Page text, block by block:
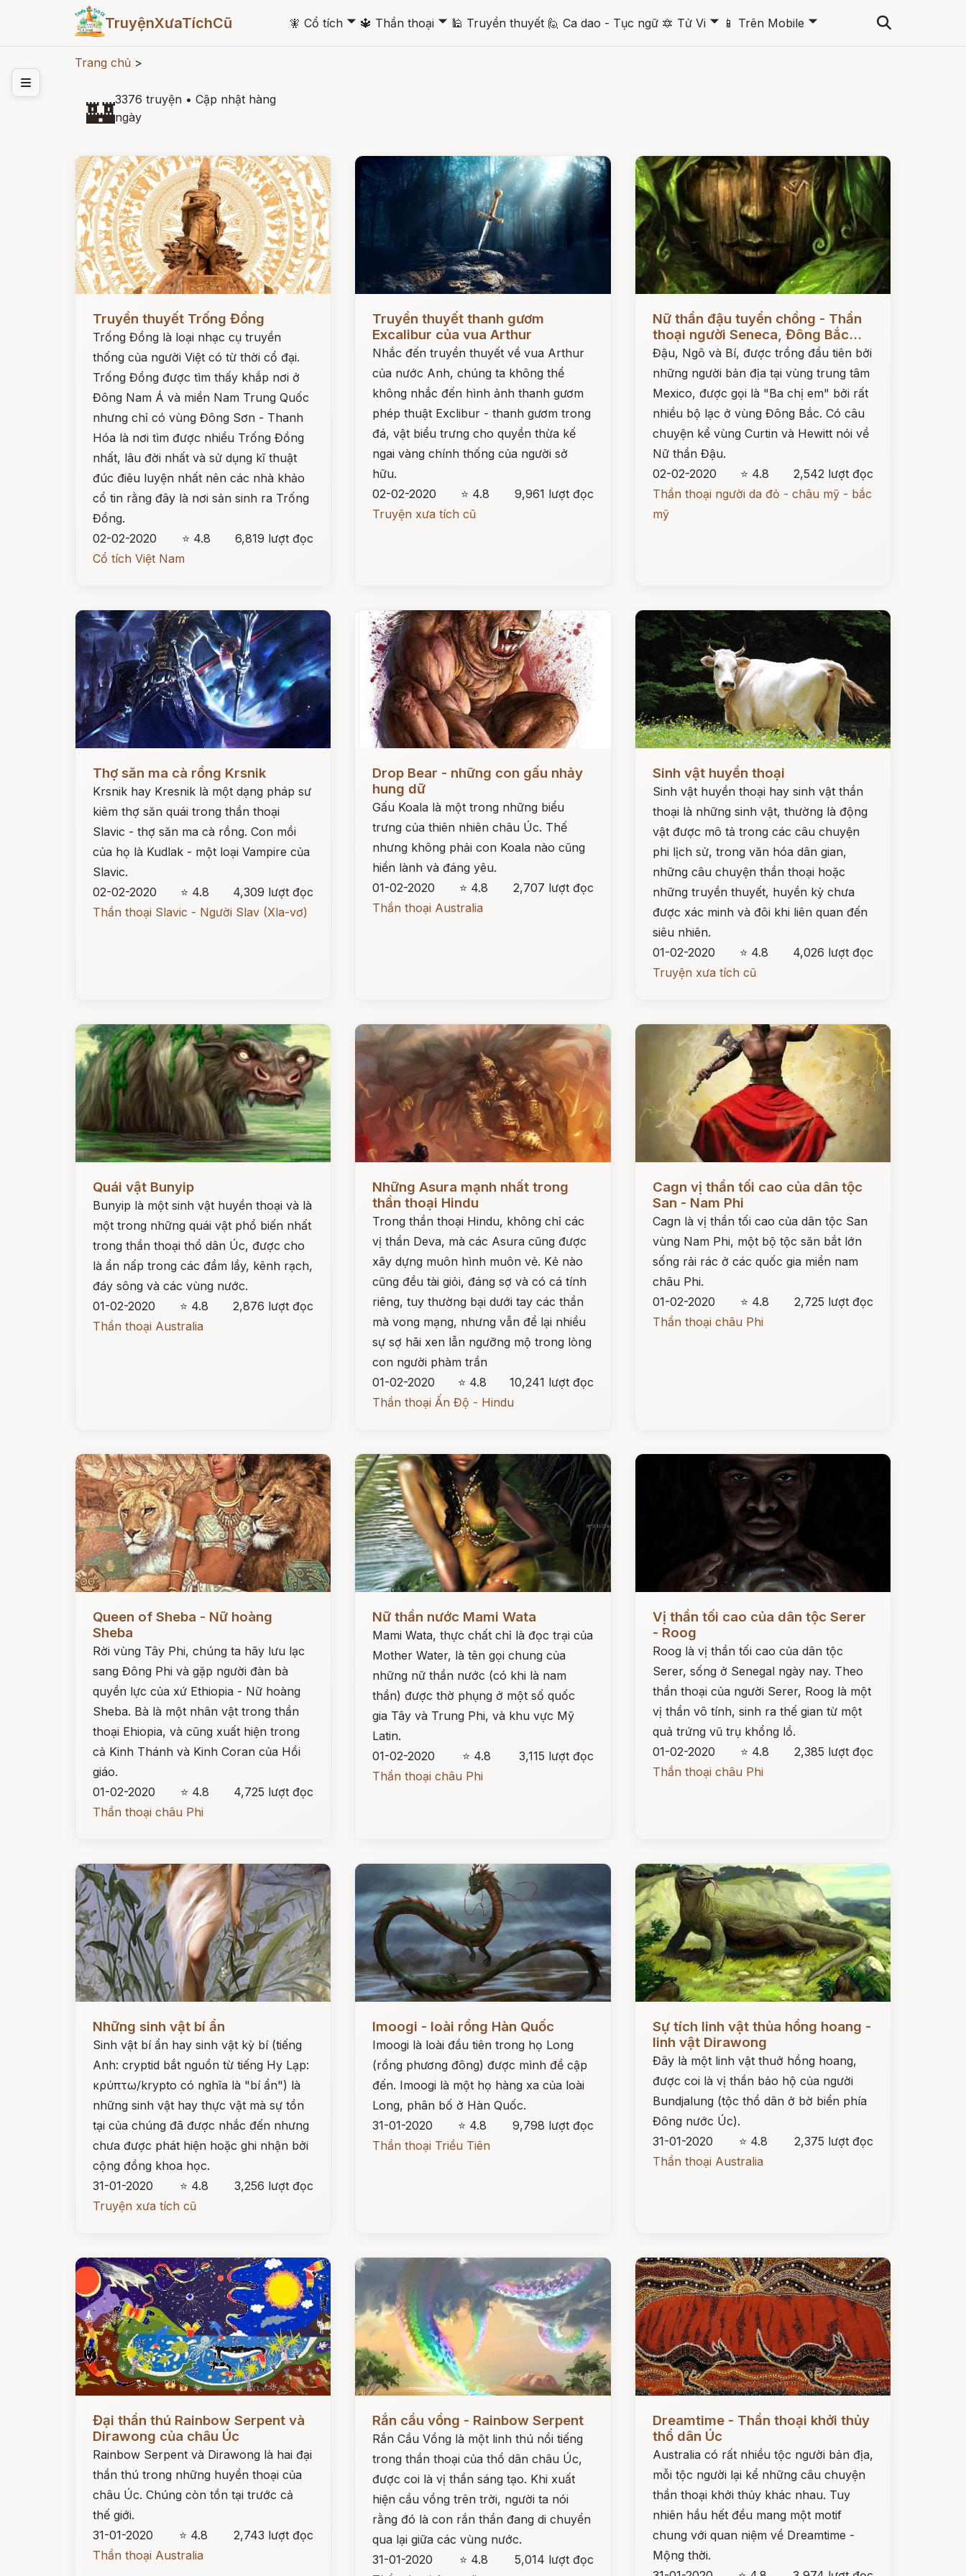
TruyệnXưaTíchCũ 🧚 Cổ tích 🞃 🔱 Thần thoại 🞃 🕌 Truyền thuyết 🙋 Ca dao - Tục ngữ 🔯 Tử Vi 🞃 📱 Trên Mobile 🞃
Trang chủ >
🏰3376 truyện • Cập nhật hàng
ngày
Đọc ngay
Truyền thuyết Trống Đồng
Trống Đồng là loại nhạc cụ truyền
thống của người Việt có từ thời cổ đại.
Trống Đồng được tìm thấy khắp nơi ở
Đông Nam Á và miền Nam Trung Quốc
nhưng chỉ có vùng Đông Sơn - Thanh
Hóa là nơi tìm được nhiều Trống Đồng
nhất, lâu đời nhất và sử dụng kĩ thuật
đúc điêu luyện nhất nên các nhà khảo
cổ tin rằng đây là nơi sản sinh ra Trống
Đồng.
02-02-2020
⭐ 4.8
6,819 lượt đọc
Cổ tích Việt Nam
Đọc ngay
Truyền thuyết thanh gươm
Excalibur của vua Arthur
Nhắc đến truyền thuyết về vua Arthur
của nước Anh, chúng ta không thể
không nhắc đến hình ảnh thanh gươm
phép thuật Exclibur - thanh gươm trong
đá, vật biểu trưng cho quyền thừa kế
ngai vàng chính thống của người sở
hữu.
02-02-2020
⭐ 4.8
9,961 lượt đọc
Truyện xưa tích cũ
Nữ thần đậu tuyển chồng - Thần
thoại người Seneca, Đông Bắc...
Đậu, Ngô và Bí, được trồng đầu tiên bởi
những người bản địa tại vùng trung tâm
Mexico, được gọi là "Ba chị em" bởi rất
nhiều bộ lạc ở vùng Đông Bắc. Có câu
chuyện kể vùng Curtin và Hewitt nói về
Nữ thần Đậu.
02-02-2020
⭐ 4.8
2,542 lượt đọc
Thần thoại người da đỏ - châu mỹ - bắc
mỹ
Thợ săn ma cà rồng Krsnik
Krsnik hay Kresnik là một dạng pháp sư
kiêm thợ săn quái trong thần thoại
Slavic - thợ săn ma cà rồng. Con mồi
của họ là Kudlak - một loại Vampire của
Slavic.
02-02-2020
⭐ 4.8
4,309 lượt đọc
Thần thoại Slavic - Người Slav (Xla-vơ)
Drop Bear - những con gấu nhảy
hung dữ
Gấu Koala là một trong những biểu
trưng của thiên nhiên châu Úc. Thế
nhưng không phải con Koala nào cũng
hiền lành và đáng yêu.
01-02-2020
⭐ 4.8
2,707 lượt đọc
Thần thoại Australia
Sinh vật huyền thoại
Sinh vật huyền thoại hay sinh vật thần
thoại là những sinh vật, thường là động
vật được mô tả trong các câu chuyện
phi lịch sử, trong văn hóa dân gian,
những câu chuyện thần thoại hoặc
những truyền thuyết, huyền kỳ chưa
được xác minh và đôi khi liên quan đến
siêu nhiên.
01-02-2020
⭐ 4.8
4,026 lượt đọc
Truyện xưa tích cũ
Quái vật Bunyip
Bunyip là một sinh vật huyền thoại và là
một trong những quái vật phổ biến nhất
trong thần thoại thổ dân Úc, được cho
là ẩn nấp trong các đầm lầy, kênh rạch,
đáy sông và các vùng nước.
01-02-2020
⭐ 4.8
2,876 lượt đọc
Thần thoại Australia
Những Asura mạnh nhất trong
thần thoại Hindu
Trong thần thoại Hindu, không chỉ các
vị thần Deva, mà các Asura cũng được
xây dựng muôn hình muôn vẻ. Kẻ nào
cũng đều tài giỏi, đáng sợ và có cá tính
riêng, tuy thường bại dưới tay các thần
mà vong mạng, nhưng vẫn để lại nhiều
sự sợ hãi xen lẫn ngưỡng mộ trong lòng
con người phàm trần
01-02-2020
⭐ 4.8
10,241 lượt đọc
Thần thoại Ấn Độ - Hindu
Cagn vị thần tối cao của dân tộc
San - Nam Phi
Cagn là vị thần tối cao của dân tộc San
vùng Nam Phi, một bộ tộc săn bắt lớn
sống rải rác ở các quốc gia miền nam
châu Phi.
01-02-2020
⭐ 4.8
2,725 lượt đọc
Thần thoại châu Phi
Queen of Sheba - Nữ hoàng
Sheba
Rời vùng Tây Phi, chúng ta hãy lưu lạc
sang Đông Phi và gặp người đàn bà
quyền lực của xứ Ethiopia - Nữ hoàng
Sheba. Bà là một nhân vật trong thần
thoại Ehiopia, và cũng xuất hiện trong
cả Kinh Thánh và Kinh Coran của Hồi
giáo.
01-02-2020
⭐ 4.8
4,725 lượt đọc
Thần thoại châu Phi
Nữ thần nước Mami Wata
Mami Wata, thực chất chỉ là đọc trại của
Mother Water, là tên gọi chung của
những nữ thần nước (có khi là nam
thần) được thờ phụng ở một số quốc
gia Tây và Trung Phi, và khu vực Mỹ
Latin.
01-02-2020
⭐ 4.8
3,115 lượt đọc
Thần thoại châu Phi
Đọc ngay
Vị thần tối cao của dân tộc Serer
- Roog
Roog là vị thần tối cao của dân tộc
Serer, sống ở Senegal ngày nay. Theo
thần thoại của người Serer, Roog là một
vị thần vô tính, sinh ra thế gian từ một
quả trứng vũ trụ khổng lồ.
01-02-2020
⭐ 4.8
2,385 lượt đọc
Thần thoại châu Phi
Những sinh vật bí ẩn
Sinh vật bí ẩn hay sinh vật kỳ bí (tiếng
Anh: cryptid bắt nguồn từ tiếng Hy Lạp:
κρύπτω/krypto có nghĩa là "bí ẩn") là
những sinh vật hay thực vật mà sự tồn
tại của chúng đã được nhắc đến nhưng
chưa được phát hiện hoặc ghi nhận bởi
cộng đồng khoa học.
31-01-2020
⭐ 4.8
3,256 lượt đọc
Truyện xưa tích cũ
Imoogi - loài rồng Hàn Quốc
Imoogi là loài đầu tiên trong họ Long
(rồng phương đông) được mình đề cập
đến. Imoogi là một họ hàng xa của loài
Long, phân bố ở Hàn Quốc.
31-01-2020
⭐ 4.8
9,798 lượt đọc
Thần thoại Triều Tiên
Sự tích linh vật thủa hồng hoang -
linh vật Dirawong
Đây là một linh vật thuở hồng hoang,
được coi là vị thần bảo hộ của người
Bundjalung (tộc thổ dân ở bờ biển phía
Đông nước Úc).
31-01-2020
⭐ 4.8
2,375 lượt đọc
Thần thoại Australia
Đại thần thú Rainbow Serpent và
Dirawong của châu Úc
Rainbow Serpent và Dirawong là hai đại
thần thú trong những huyền thoại của
châu Úc. Chúng còn tồn tại trước cả
thế giới.
31-01-2020
⭐ 4.8
2,743 lượt đọc
Thần thoại Australia
Đọc ngay
Rắn cầu vồng - Rainbow Serpent
Rắn Cầu Vồng là một linh thú nổi tiếng
trong thần thoại của thổ dân châu Úc,
được coi là vị thần sáng tạo. Khi xuất
hiện cầu vồng trên trời, người ta nói
rằng đó là con rắn thần đang di chuyển
qua lại giữa các vùng nước.
31-01-2020
⭐ 4.8
5,014 lượt đọc
Dreamtime - Thần thoại khởi thủy
thổ dân Úc
Australia có rất nhiều tộc người bản địa,
mỗi tộc người lại kể những câu chuyện
thần thoại khởi thủy khác nhau. Tuy
nhiên hầu hết đều mang một motif
chung với quan niệm về Dreamtime -
Mộng thời.